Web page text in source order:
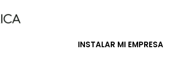
INSTALAR MI EMPRESA